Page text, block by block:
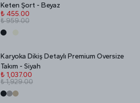
İNDİRİM
Keten Şort - Beyaz
₺ 455.00
₺ 959.00
Stokta Yok
İNDİRİM
Karyoka Dikiş Detaylı Premium Oversize
Takım - Siyah
₺ 1,037.00
₺ 1,929.00